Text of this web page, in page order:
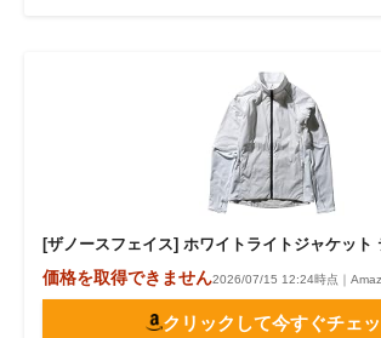
[ザノースフェイス] ホワイトライトジャケット
価格を取得できません2026/07/15 12:24時点｜
クリックして今すぐチェ